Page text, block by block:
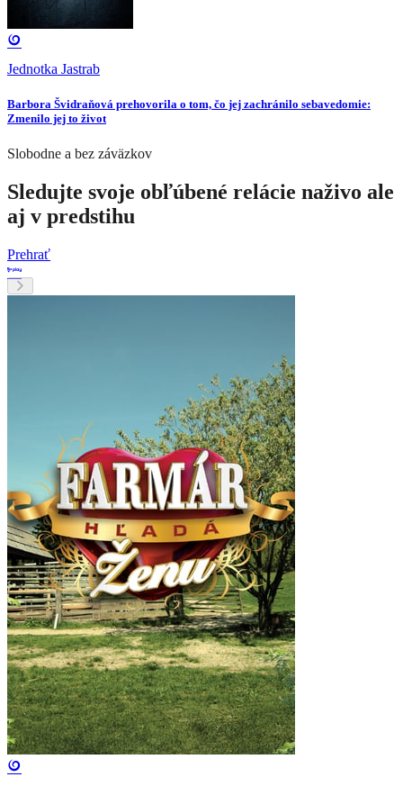
Jednotka Jastrab
Barbora Švidraňová prehovorila o tom, čo jej zachránilo sebavedomie:
Zmenilo jej to život
Slobodne a bez záväzkov
Sledujte svoje obľúbené relácie naživo ale
aj v predstihu
Prehrať